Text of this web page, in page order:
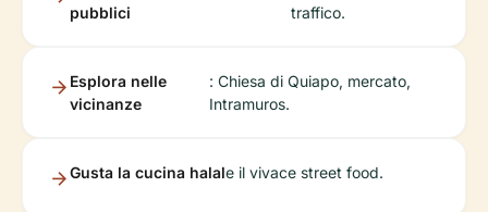
pubblici
traffico.
Esplora nelle
vicinanze
: Chiesa di Quiapo, mercato,
Intramuros.
Gusta la cucina halale il vivace street food.